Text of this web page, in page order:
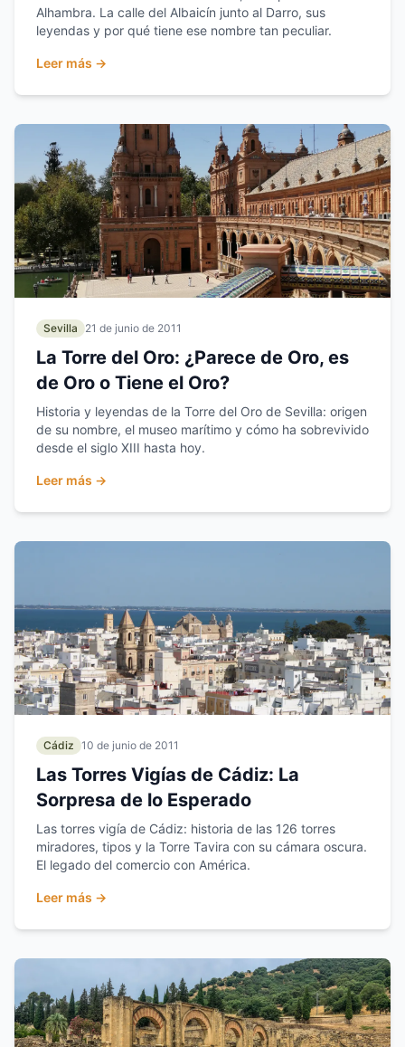
Alhambra. La calle del Albaicín junto al Darro, sus
leyendas y por qué tiene ese nombre tan peculiar.
Leer más →
Sevilla 21 de junio de 2011
La Torre del Oro: ¿Parece de Oro, es
de Oro o Tiene el Oro?
Historia y leyendas de la Torre del Oro de Sevilla: origen
de su nombre, el museo marítimo y cómo ha sobrevivido
desde el siglo XIII hasta hoy.
Leer más →
Cádiz 10 de junio de 2011
Las Torres Vigías de Cádiz: La
Sorpresa de lo Esperado
Las torres vigía de Cádiz: historia de las 126 torres
miradores, tipos y la Torre Tavira con su cámara oscura.
El legado del comercio con América.
Leer más →